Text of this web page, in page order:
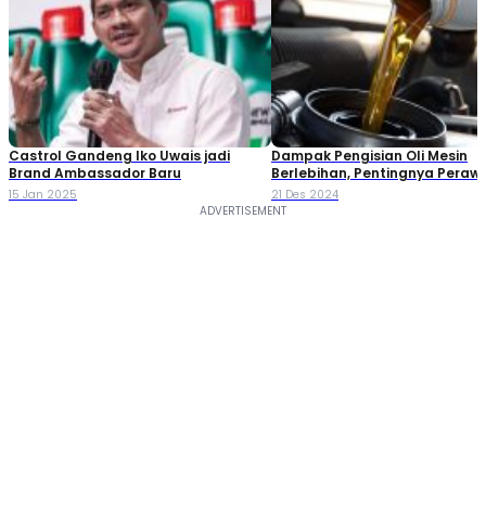
Castrol Gandeng Iko Uwais jadi
Brand Ambassador Baru
15 Jan 2025
Dampak Pengisian Oli Mesin
Berlebihan, Pentingnya
Sebelum Liburan
21 Des 2024